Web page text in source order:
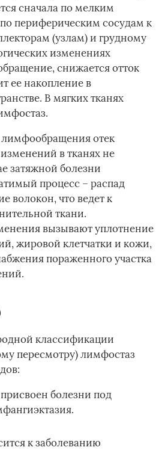
сначала по мелким
периферическим сосудам к
(узлам) и грудному
изменениях
снижается отток
ее накопление в
В мягких тканях
отек
в тканях не
затяжной болезни
процесс – распад
волокон, что ведет к
ткани.
вызывают уплотнение
жировой клетчатки и кожи,
пораженного участка
классификации
пересмотру) лимфостаз
болезни под
к заболеванию